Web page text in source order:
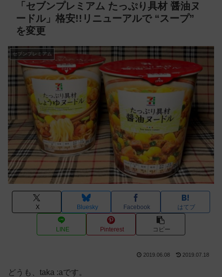
「セブンプレミアム たっぷり具材 醤油ヌ
ードル」格安!!リニューアルで “スープ”
を変更
セブンプレミアム
X Bluesky Facebook はてブ
LINE Pinterest コピー
2019.06.08 2019.07.18
どうも、taka :aです。